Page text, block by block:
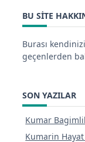
BU SITE
Burası
geçenlerden
SON YAZILAR
Kumar
Kumarin